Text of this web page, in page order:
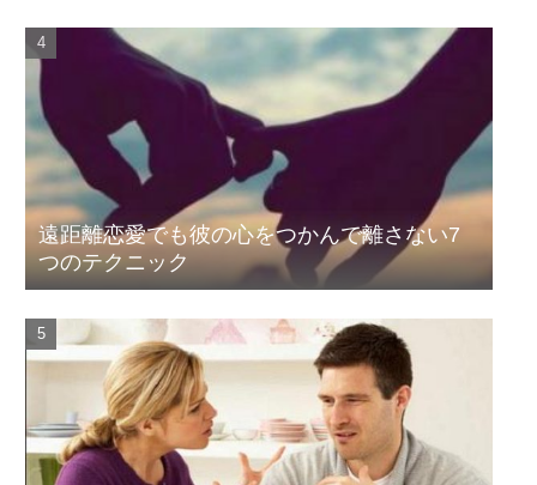
遠距離恋愛でも彼の心をつかんで離さない7
つのテクニック